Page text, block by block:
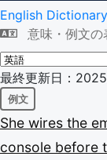
English Dictionary
意味・例文の
最終更新日：
例文
She wires the
console before